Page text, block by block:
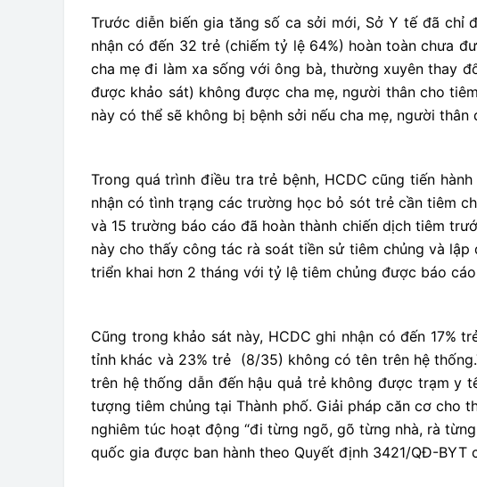
Trước diễn biến gia tăng số ca sởi mới, Sở Y tế đã chỉ
nhận có đến 32 trẻ (chiếm tỷ lệ 64%) hoàn toàn chưa
cha mẹ đi làm xa sống với ông bà, thường xuyên thay
được khảo sát) không được cha mẹ, người thân cho
này có thể sẽ không bị bệnh sởi nếu cha mẹ, người
Trong quá trình điều tra trẻ bệnh, HCDC cũng tiến
nhận có tình trạng các trường học bỏ sót trẻ cần tiêm
và 15 trường báo cáo đã hoàn thành chiến dịch tiêm
này cho thấy công tác rà soát tiền sử tiêm chủng và
triển khai hơn 2 tháng với tỷ lệ tiêm chủng được báo
Cũng trong khảo sát này, HCDC ghi nhận có đến
tỉnh khác và 23% trẻ (8/35) không có tên trên hệ
trên hệ thống dẫn đến hậu quả trẻ không được trạm y
tượng tiêm chủng tại Thành phố. Giải pháp căn cơ cho
nghiêm túc hoạt động “đi từng ngõ, gõ từng nhà, rà
quốc gia được ban hành theo Quyết định 3421/QĐ-BYT